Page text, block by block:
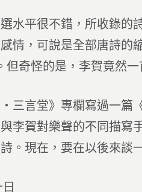
選水平很不錯，所收錄
情，可說是全部唐詩的
但奇怪的是，李賀竟然
三言堂》專欄寫過一篇
李賀對樂聲的不同描寫
。現在，要在以後來談